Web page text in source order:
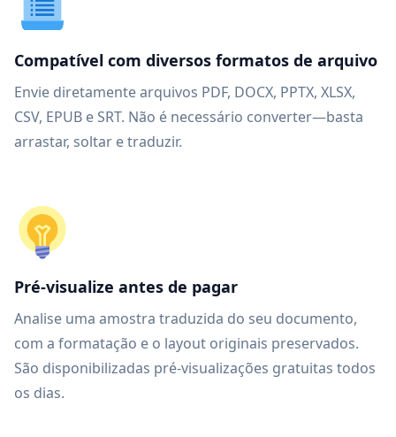
Compatível com diversos formatos de arquivo
Envie diretamente arquivos PDF, DOCX, PPTX, XLSX,
CSV, EPUB e SRT. Não é necessário converter—basta
arrastar, soltar e traduzir.
Pré-visualize antes de pagar
Analise uma amostra traduzida do seu documento,
com a formatação e o layout originais preservados.
São disponibilizadas pré-visualizações gratuitas todos
os dias.